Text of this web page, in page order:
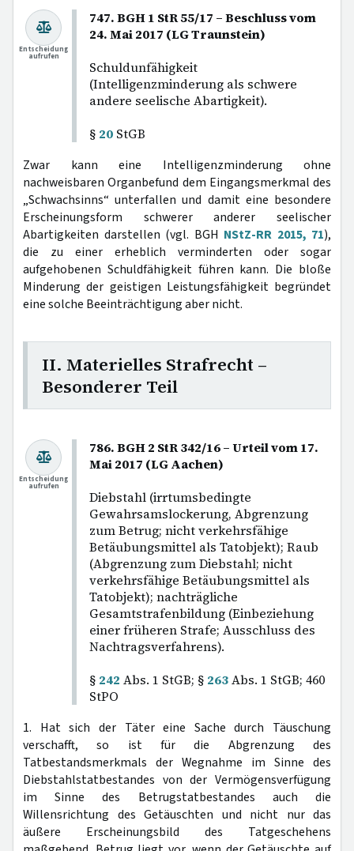
747. BGH 1 StR 55/17 – Beschluss vom
24. Mai 2017 (LG Traunstein)
Schuldunfähigkeit
(Intelligenzminderung als schwere
andere seelische Abartigkeit).
§ 20 StGB
Entscheidung
aufrufen
Zwar kann eine Intelligenzminderung ohne
nachweisbaren Organbefund dem Eingangsmerkmal des
„Schwachsinns“ unterfallen und damit eine besondere
Erscheinungsform schwerer anderer seelischer
Abartigkeiten darstellen (vgl. BGH NStZ-RR 2015, 71),
die zu einer erheblich verminderten oder sogar
aufgehobenen Schuldfähigkeit führen kann. Die bloße
Minderung der geistigen Leistungsfähigkeit begründet
eine solche Beeinträchtigung aber nicht.
II. Materielles Strafrecht –
Besonderer Teil
786. BGH 2 StR 342/16 – Urteil vom 17.
Mai 2017 (LG Aachen)
Diebstahl (irrtumsbedingte
Gewahrsamslockerung, Abgrenzung
zum Betrug; nicht verkehrsfähige
Betäubungsmittel als Tatobjekt); Raub
(Abgrenzung zum Diebstahl; nicht
verkehrsfähige Betäubungsmittel als
Tatobjekt); nachträgliche
Gesamtstrafenbildung (Einbeziehung
einer früheren Strafe; Ausschluss des
Nachtragsverfahrens).
§ 242 Abs. 1 StGB; § 263Abs. 1 StGB; 460
StPO
Entscheidung
aufrufen
1. Hat sich der Täter eine Sache durch Täuschung
verschafft, so ist für die Abgrenzung des
Tatbestandsmerkmals der Wegnahme im Sinne des
Diebstahlstatbestandes von der Vermögensverfügung
im Sinne des Betrugstatbestandes auch die
Willensrichtung des Getäuschten und nicht nur das
äußere Erscheinungsbild des Tatgeschehens